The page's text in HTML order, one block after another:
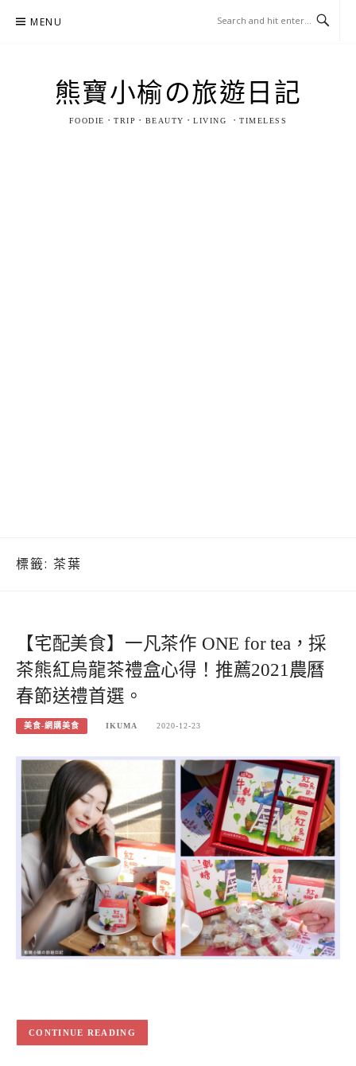
MENU
熊寶小榆の旅遊日記
FOODIE．TRIP．BEAUTY．LIVING ．TIMELESS
標籤: 茶葉
【宅配美食】一凡茶作 ONE for tea，採
茶熊紅烏龍茶禮盒心得！推薦2021農曆
春節送禮首選。
美食-網購美食 IKUMA 2020-12-23
CONTINUE READING